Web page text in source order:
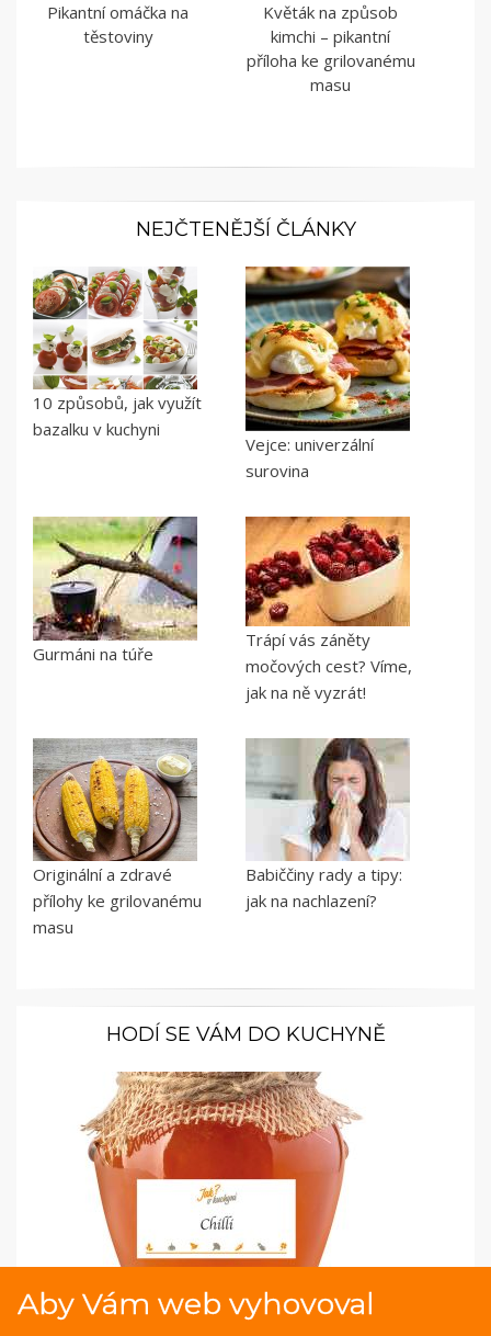
Pikantní omáčka na
těstoviny
Květák na způsob
kimchi – pikantní
příloha ke grilovanému
masu
NEJČTENĚJŠÍ ČLÁNKY
10 způsobů, jak využít
bazalku v kuchyni
Vejce: univerzální
surovina
Gurmáni na túře
Trápí vás záněty
močových cest? Víme,
jak na ně vyzrát!
Originální a zdravé
přílohy ke grilovanému
masu
Babiččiny rady a tipy:
jak na nachlazení?
HODÍ SE VÁM DO KUCHYNĚ
Samolepky pro kořenky: Moderní styl pro vaše
Aby Vám web vyhovoval